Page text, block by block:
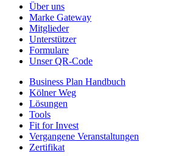
Über uns
Marke Gateway
Mitglieder
Unterstützer
Formulare
Unser QR-Code
Business Plan Handbuch
Kölner Weg
Lösungen
Tools
Fit for Invest
Vergangene Veranstaltungen
Zertifikat